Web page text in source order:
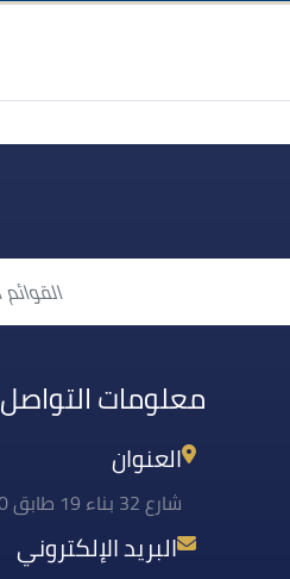
معلومات التواصل
العنوان
شارع 32 بناء 19 طابق 10
البريد الإلكتروني